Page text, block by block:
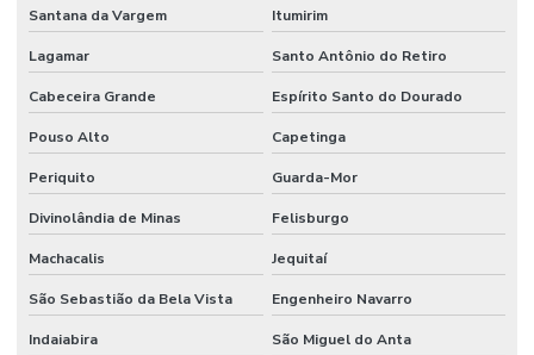
Santana da Vargem Itumirim
Lagamar Santo Antônio do Retiro
Cabeceira Grande Espírito Santo do Dourado
Pouso Alto Capetinga
Periquito Guarda-Mor
Divinolândia de Minas Felisburgo
Machacalis Jequitaí
São Sebastião da Bela Vista Engenheiro Navarro
Indaiabira São Miguel do Anta